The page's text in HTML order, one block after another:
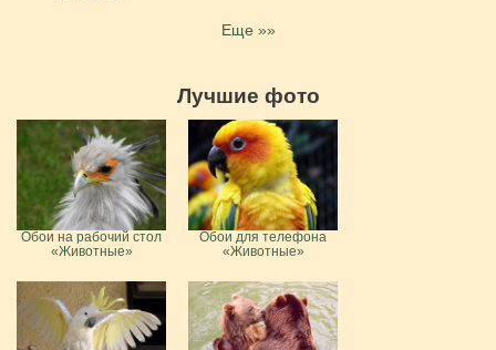
Еще »»
Лучшие фото
Обои на рабочий стол
«Животные»
Обои для телефона
«Животные»